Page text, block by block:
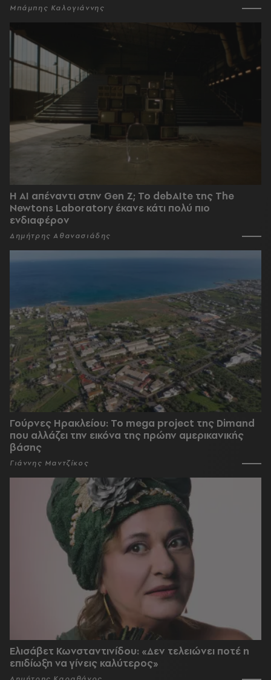
Μπάμπης Καλογιάννης
Η AI απέναντι στην Gen Z; Το debAIte της The
Newtons Laboratory έκανε κάτι πολύ πιο
ενδιαφέρον
Δημήτρης Αθανασιάδης
Γούρνες Ηρακλείου: To mega project της Dimand
που αλλάζει την εικόνα της πρώην αμερικανικής
βάσης
Γιάννης Μαντζίκος
Ελισάβετ Κωνσταντινίδου: «Δεν τελειώνει ποτέ η
επιδίωξη να γίνεις καλύτερος»